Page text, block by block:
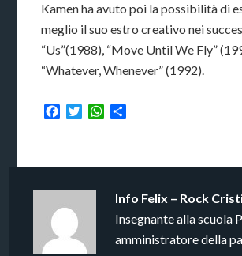
Kamen ha avuto poi la possibilità di
meglio il suo estro creativo nei
“Us”(1988), “Move Until We Fly”
“Whatever, Whenever” (1992).
Facebook
TwitterWhatsApp
Info Felix – Rock
Insegnante alla scuola
amministratore della